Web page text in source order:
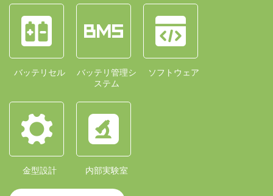
バッテリセル
バッテリ管理シ
ステム
ソフトウェア
金型設計 内部実験室